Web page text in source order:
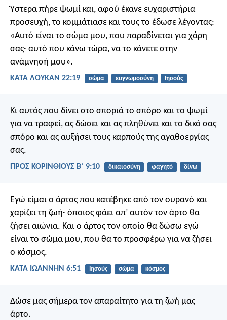
Ύστερα πήρε ψωμί και, αφού έκανε ευχαριστήρια
προσευχή, το κομμάτιασε και τους το έδωσε λέγοντας:
«Αυτό είναι το σώμα μου, που παραδίνεται για χάρη
σας· αυτό που κάνω τώρα, να το κάνετε στην
ανάμνησή μου».
ΚΑΤΑ ΛΟΥΚΑΝ 22:19 σώμα ευγνωμοσύνη Ιησούς
Κι αυτός που δίνει στο σποριά το σπόρο και το ψωμί
για να τραφεί, ας δώσει και ας πληθύνει και το δικό σας
σπόρο και ας αυξήσει τους καρπούς της αγαθοεργίας
σας.
ΠΡΟΣ ΚΟΡΙΝΘΙΟΥΣ Β΄ 9:10 δικαιοσύνη φαγητό δίνω
Εγώ είμαι ο άρτος που κατέβηκε από τον ουρανό και
χαρίζει τη ζωή· όποιος φάει απ’ αυτόν τον άρτο θα
ζήσει αιώνια. Και ο άρτος τον οποίο θα δώσω εγώ
είναι το σώμα μου, που θα το προσφέρω για να ζήσει
ο κόσμος.
ΚΑΤΑ ΙΩΑΝΝΗΝ 6:51 Ιησούς σώμα κόσμος
Δώσε μας σήμερα τον απαραίτητο για τη ζωή μας
άρτο.